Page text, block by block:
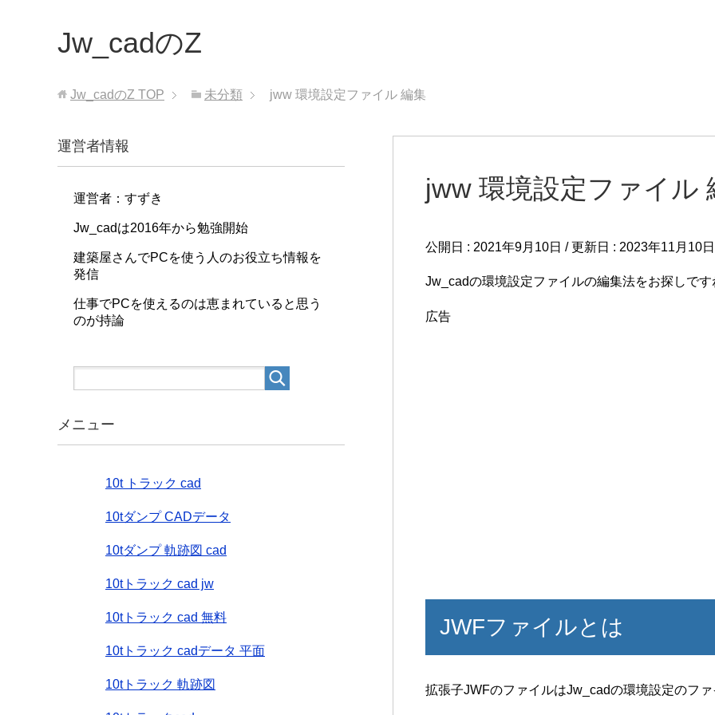
Jw_cadのZ
Jw_cadのZ TOP 未分類 jww 環境設定ファイル 編集
jww 環境設定ファイル
公開日 : 2021年9月10日 / 更新日 : 2023年11月10日
Jw_cadの環境設定ファイルの編集法をお探しです
広告
JWFファイルとは
拡張子JWFのファイルはJw_cadの環境設定のファ
運営者情報
運営者：すずき
Jw_cadは2016年から勉強開始
建築屋さんでPCを使う人のお役立ち情報を
発信
仕事でPCを使えるのは恵まれていると思う
のが持論
メニュー
10t トラック cad
10tダンプ CADデータ
10tダンプ 軌跡図 cad
10tトラック cad jw
10tトラック cad 無料
10tトラック cadデータ 平面
10tトラック 軌跡図